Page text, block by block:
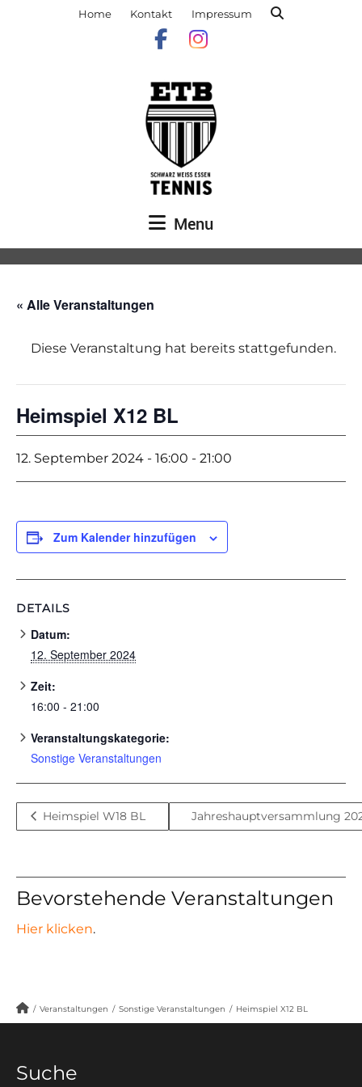
Home Kontakt Impressum
Menu
« Alle Veranstaltungen
Diese Veranstaltung hat bereits stattgefunden.
Heimspiel X12 BL
12. September 2024 - 16:00 - 21:00
Zum Kalender hinzufügen
DETAILS
Datum:
12. September 2024
Zeit:
16:00 - 21:00
Veranstaltungskategorie:
Sonstige Veranstaltungen
Heimspiel W18 BL Jahreshauptversammlung
Bevorstehende Veranstaltungen
Hier klicken.
/ Veranstaltungen / Sonstige Veranstaltungen / Heimspiel X12 BL
Suche